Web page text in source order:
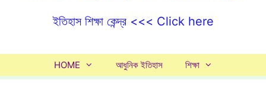
ইতিহাস শিক্ষা কেন্দ্র <<< Click here
HOME আধুনিক ইতিহাস শিক্ষা